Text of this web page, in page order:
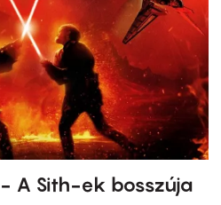
- A Sith-ek bosszúja